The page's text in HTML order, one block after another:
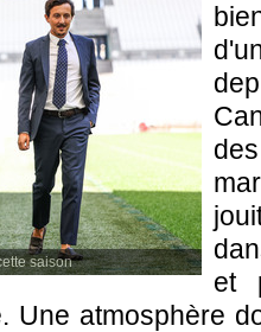
saison
et
Une atmosphère